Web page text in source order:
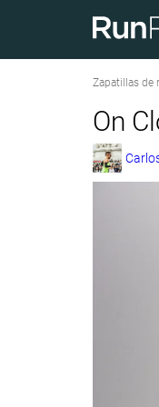
Zapatillas de
On